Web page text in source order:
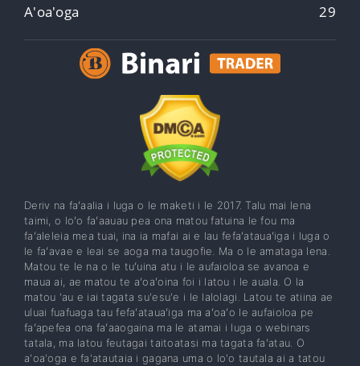
A'oa'oga 29
Deriv na faʻaalia i luga o le maketi i le 2017. Talu mai lena
taimi, o loʻo faʻaauau pea ona matou fatuina le fou ma
faʻaleleia mea tuai, ina ia mafai ai e lau fefaʻatauaʻiga i luga o
le faʻavae e leai se aoga ma taugofie. Ma o le amataga lena.
Matou te le na o le tuʻuina atu i le aufaioloa se avanoa e
maua ai, ae matou te aʻoaʻoina foi i latou i le auala. O la
matou 'au e iai tagata su'esu'e i le lalolagi. Latou te atiina ae
uluai fuafuaga tau fefaʻatauaʻiga ma aʻoaʻo le aufaioloa pe
faʻapefea ona faʻaaogaina ma le atamai i luga o webinars
tatala, ma latou feutagai taitoatasi ma tagata faʻatau. O
a'oa'oga e fa'atautaia i gagana uma o lo'o tautala ai a tatou